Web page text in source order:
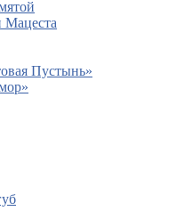
Мацеста
Пустынь»